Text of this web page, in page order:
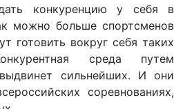
конкуренцию у себя в
можно больше спортсменов
готовить вокруг себя таких
среда путем
сильнейших. И они
соревнованиях,